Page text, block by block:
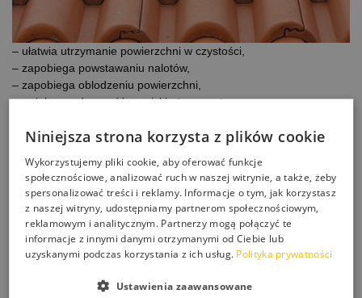
– ułatwia utrzymanie powierzchni w czystości,
– zapobiega powstawaniu nalotów,
– zapobiega oblodzeniu powierzchni,
– zwiększa odporność na niskie temperatury,
nanocząsteczkizapewniają wyższą efektywność niż inne
– szybka i łatwa aplikacja,
– bardzo wysoka wydajność;
Wydajność i trwałość:
– 100 ml preparatu nam2w zależności od rodzaju powierzchni.
– 5l wystarcza do od 50 do 75m2
powierzchni i intensywności użytkowania.
Niniejsza strona korzysta z plików cookie
Wykorzystujemy pliki cookie, aby oferować funkcje
społecznościowe, analizować ruch w naszej witrynie, a także, żeby
spersonalizować treści i reklamy. Informacje o tym, jak korzystasz
z naszej witryny, udostępniamy partnerom społecznościowym,
reklamowym i analitycznym. Partnerzy mogą połączyć te
informacje z innymi danymi otrzymanymi od Ciebie lub
uzyskanymi podczas korzystania z ich usług. Polityka prywatności
Ustawienia zaawansowane